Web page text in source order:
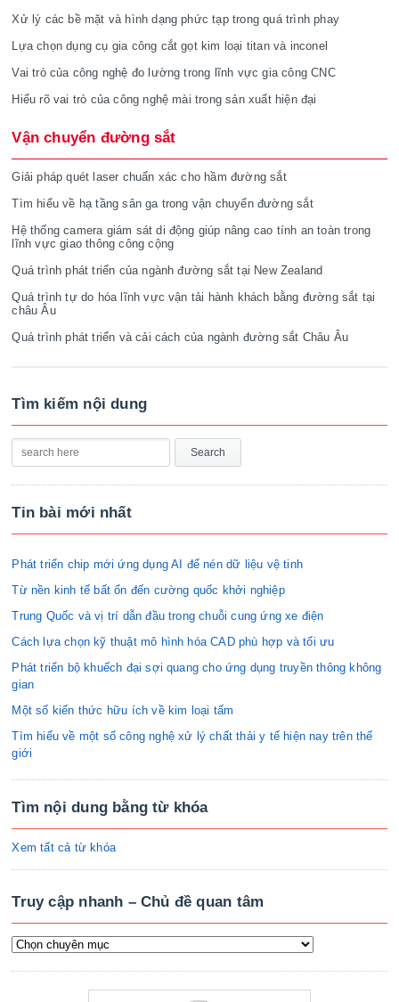
Xử lý các bề mặt và hình dạng phức tạp trong quá trình phay
Lựa chọn dụng cụ gia công cắt gọt kim loại titan và inconel
Vai trò của công nghệ đo lường trong lĩnh vực gia công CNC
Hiểu rõ vai trò của công nghệ mài trong sản xuất hiện đại
Vận chuyển đường sắt
Giải pháp quét laser chuẩn xác cho hầm đường sắt
Tìm hiểu về hạ tầng sân ga trong vận chuyển đường sắt
Hệ thống camera giám sát di động giúp nâng cao tính an toàn trong
lĩnh vực giao thông công cộng
Quá trình phát triển của ngành đường sắt tại New Zealand
Quá trình tự do hóa lĩnh vực vận tải hành khách bằng đường sắt tại
châu Âu
Quá trình phát triển và cải cách của ngành đường sắt Châu Âu
Tìm kiếm nội dung
Tin bài mới nhất
Phát triển chip mới ứng dụng AI để nén dữ liệu vệ tinh
Từ nền kinh tế bất ổn đến cường quốc khởi nghiệp
Trung Quốc và vị trí dẫn đầu trong chuỗi cung ứng xe điện
Cách lựa chọn kỹ thuật mô hình hóa CAD phù hợp và tối ưu
Phát triển bộ khuếch đại sợi quang cho ứng dụng truyền thông không
gian
Một số kiến thức hữu ích về kim loại tấm
Tìm hiểu về một số công nghệ xử lý chất thải y tế hiện nay trên thế
giới
Tìm nội dung bằng từ khóa
Xem tất cả từ khóa
Truy cập nhanh – Chủ đề quan tâm